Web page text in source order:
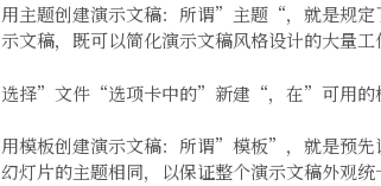
用主题创建演示文稿：所谓”主题“，就是规定
示文稿，既可以简化演示文稿风格设计的大量
选择”文件“选项卡中的”新建“，在”可用的
用模板创建演示文稿：所谓”模板”，就是预先
幻灯片的主题相同，以保证整个演示文稿外观统